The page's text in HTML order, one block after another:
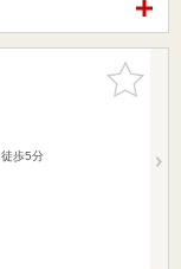
お気に入
りに追加
歩5分